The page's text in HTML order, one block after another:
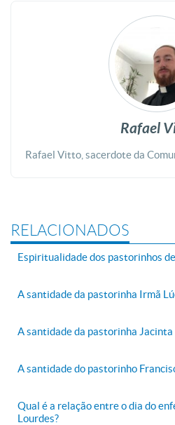
Rafael
Rafael Vitto, sacerdote da
RELACIONADOS
Espiritualidade dos pastorinhos
A santidade da pastorinha Irmã
A santidade da pastorinha
A santidade do pastorinho
Qual é a relação entre o dia do
Lourdes?